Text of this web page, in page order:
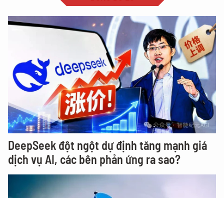
DeepSeek đột ngột dự định tăng mạnh giá
dịch vụ AI, các bên phản ứng ra sao?